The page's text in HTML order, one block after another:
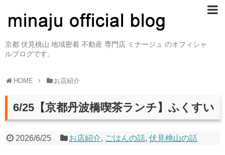
京都 伏見桃山 地域密着 不動産 専門店 ミナージュ のオフィシャ
ルブログです。
HOME お店紹介
6/25【京都丹波橋喫茶ランチ】ふくすい
2026/6/25 お店紹介, ごはんの話,伏見桃山の話